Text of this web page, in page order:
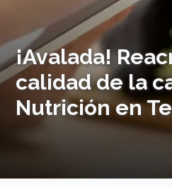
¡Avalada!
calidad de la
Nutrición en